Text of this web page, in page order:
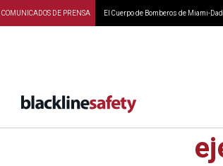
COMUNICADOS DE PRENSA El Cuerpo de Bomberos de Miami-